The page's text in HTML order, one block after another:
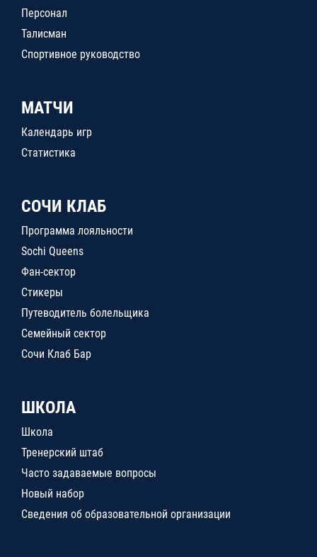
Персонал
Талисман
Спортивное руководство
МАТЧИ
Календарь игр
Статистика
СОЧИ КЛАБ
Программа лояльности
Sochi Queens
Фан-сектор
Стикеры
Путеводитель болельщика
Семейный сектор
Сочи Клаб Бар
ШКОЛА
Школа
Тренерский штаб
Часто задаваемые вопросы
Новый набор
Сведения об образовательной организации